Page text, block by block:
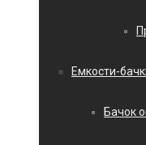
Емкости-
Бачок